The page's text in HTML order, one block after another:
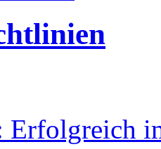
Erfolgreich